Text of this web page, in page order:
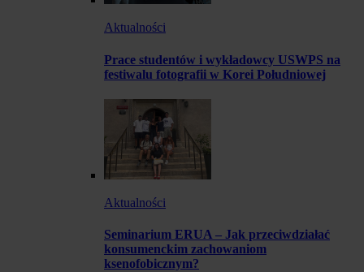
Aktualności
Prace studentów i wykładowcy USWPS na
festiwalu fotografii w Korei Południowej
Aktualności
Seminarium ERUA – Jak przeciwdziałać
konsumenckim zachowaniom
ksenofobicznym?